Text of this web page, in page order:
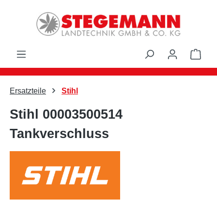
Zum Hauptinhalt springen
Ersatzteile Stihl
Stihl 00003500514
Tankverschluss